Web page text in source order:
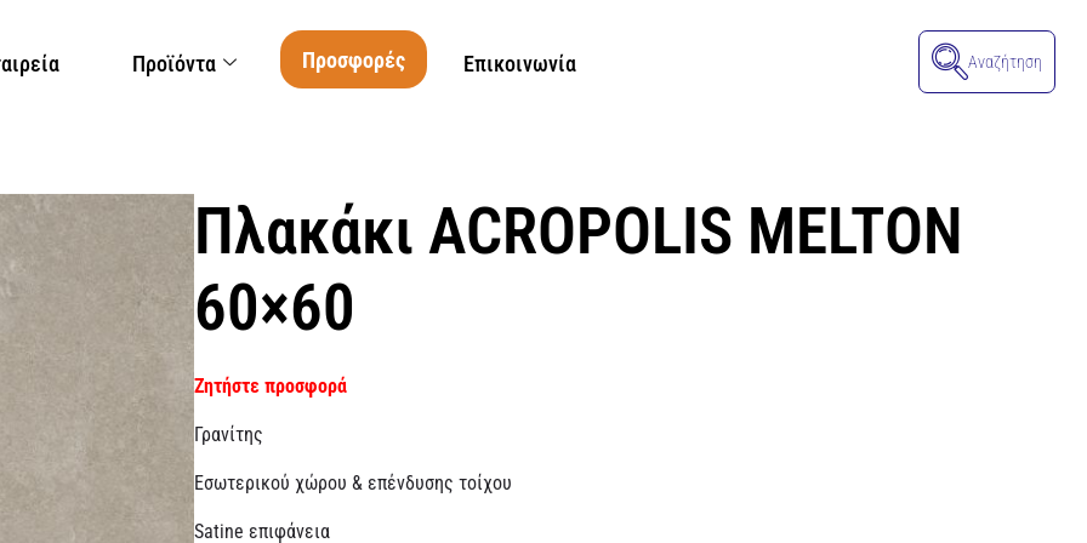
Προϊόντα Προσφορές Επικοινωνία Αναζήτηση
Πλακάκι ACROPOLIS MELTON
60×60
Ζητήστε προσφορά
Γρανίτης
Εσωτερικού χώρου & επένδυσης τοίχου
Satine επιφάνεια